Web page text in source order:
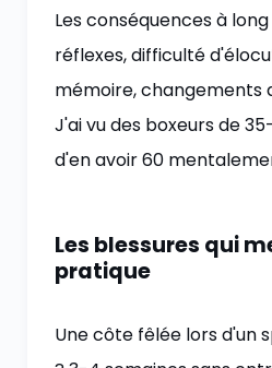
Les conséquences à
réflexes, difficulté
mémoire, changements
J'ai vu des boxeurs de
d'en avoir 60
Les blessures qui
pratique
Une côte fêlée lors d'un